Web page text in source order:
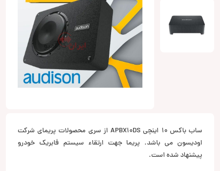
ساب باکس 10 اینچی APBX10DS از سری محصولات پریمای شرکت
اودیسون می باشد. پریما جهت ارتقاء سیستم فابریک خودرو
پیشنهاد شده است.